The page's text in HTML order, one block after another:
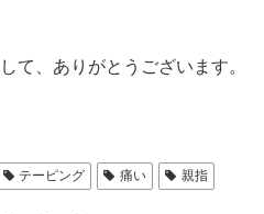
て、ありがとうございます。
テーピング 痛い 親指